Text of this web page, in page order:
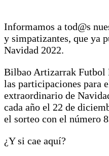
Informamos a tod@s
y simpatizantes, que ya
Navidad 2022.
Bilbao Artizarrak Futbol
las participaciones para
extraordinario de
cada año el 22 de
el sorteo con el número
¿Y si cae aquí?